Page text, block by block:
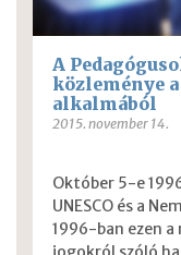
A
közleménye
alkalmából
2015. november 14.
Október 5-e
UNESCO és a
1996-ban ezen